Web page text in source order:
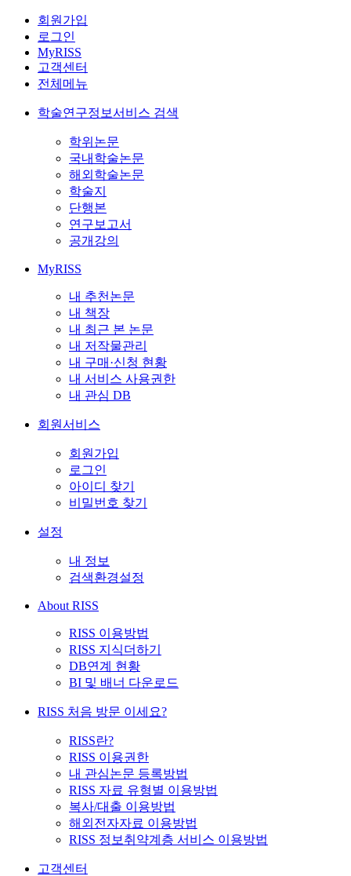
회원가입
로그인
MyRISS
고객센터
전체메뉴
학술연구정보서비스 검색
학위논문
국내학술논문
해외학술논문
학술지
단행본
연구보고서
공개강의
MyRISS
내 추천논문
내 책장
내 최근 본 논문
내 저작물관리
내 구매·신청 현황
내 서비스 사용권한
내 관심 DB
회원서비스
회원가입
로그인
아이디 찾기
비밀번호 찾기
설정
내 정보
검색환경설정
About RISS
RISS 이용방법
RISS 지식더하기
DB연계 현황
BI 및 배너 다운로드
RISS 처음 방문 이세요?
RISS란?
RISS 이용권한
내 관심논문 등록방법
RISS 자료 유형별 이용방법
복사/대출 이용방법
해외전자자료 이용방법
RISS 정보취약계층 서비스 이용방법
고객센터